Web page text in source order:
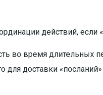
действий, если
во время длительных
для доставки